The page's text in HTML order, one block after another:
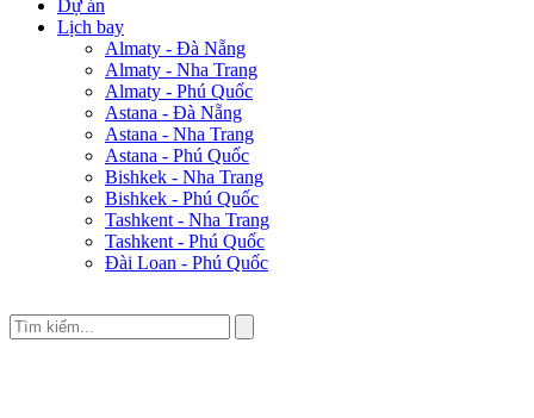
Dự án
Lịch bay
Almaty - Đà Nẵng
Almaty - Nha Trang
Almaty - Phú Quốc
Astana - Đà Nẵng
Astana - Nha Trang
Astana - Phú Quốc
Bishkek - Nha Trang
Bishkek - Phú Quốc
Tashkent - Nha Trang
Tashkent - Phú Quốc
Đài Loan - Phú Quốc